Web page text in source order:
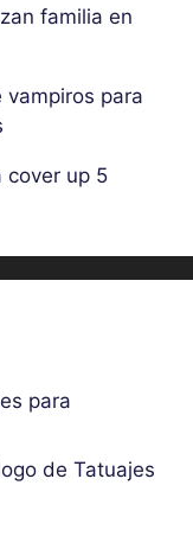
familia en
para
cover up 5
para
de Tatuajes